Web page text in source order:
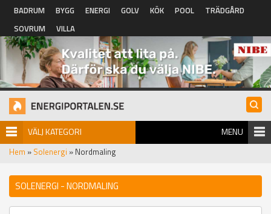
Hoppa till huvudinnehåll
BADRUM BYGG ENERGI GOLV KÖK POOL
TRÄDGÅRD
SOVRUM
VILLA
VÄLJ KATEGORI MENU
Hem » Solenergi » Nordmaling
SOLENERGI - NORDMALING